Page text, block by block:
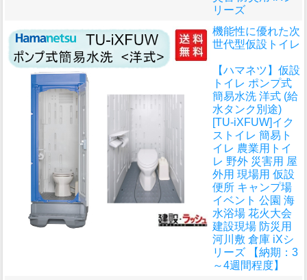
リーズ
機能性に優れた次
世代型仮設トイレ
【ハマネツ】仮設
トイレ ポンプ式
簡易水洗 洋式 (給
水タンク別途)
[TU-iXFUW]イク
ストイレ 簡易ト
イレ 農業用トイ
レ 野外 災害用 屋
外用 現場用 仮設
便所 キャンプ場
イベント 公園 海
水浴場 花火大会
建設現場 防災用
河川敷 倉庫 iXシ
リーズ 【納期：3
～4週間程度】